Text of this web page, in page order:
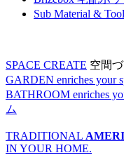
Sub Material &
SPACE CREATE 空間
GARDEN enriches your
BATHROOM enriches
ム
TRADITIONAL
IN YOUR HOME.